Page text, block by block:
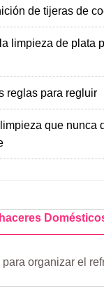
de tijeras de
limpieza de plata
reglas para regluir
que nunca
organizar el